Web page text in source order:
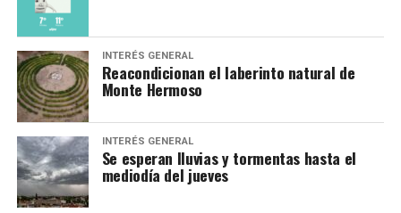
INTERÉS GENERAL
Reacondicionan el laberinto natural de
Monte Hermoso
INTERÉS GENERAL
Se esperan lluvias y tormentas hasta el
mediodía del jueves